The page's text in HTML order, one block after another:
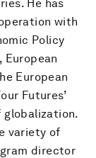
He has
with
Policy
European
European
Futures’
globalization.
variety of
director